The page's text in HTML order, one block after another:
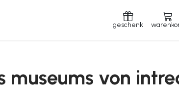
geschenk
von